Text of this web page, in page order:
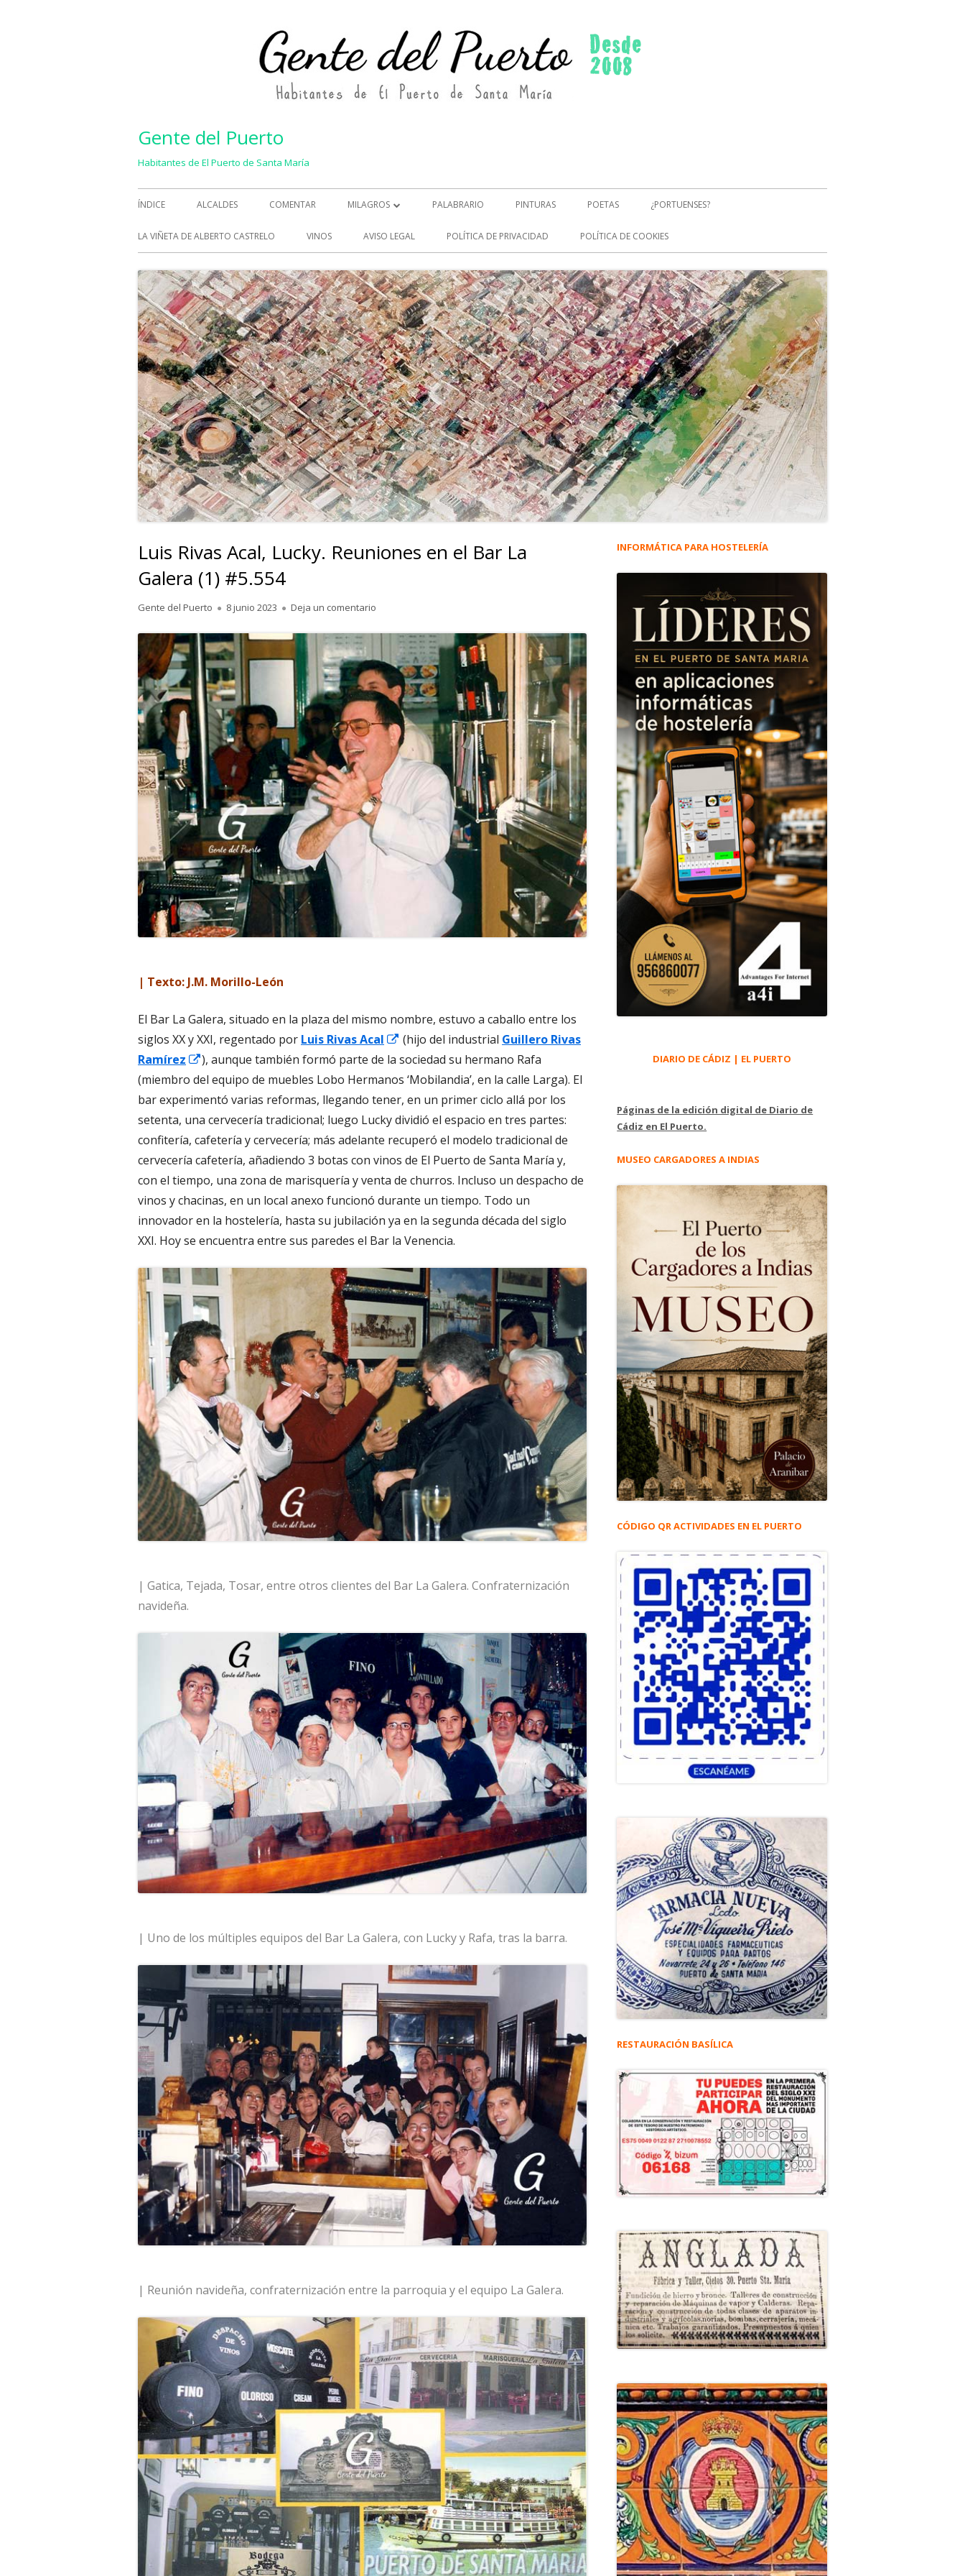
Gente del Puerto
Habitantes de El Puerto de Santa María
Menú
principal
ÍNDICE ALCALDES COMENTAR MILAGROS
MILAGROS (2)
PALABRARIO PINTURAS POETAS ¿PORTUENSES?
LA VIÑETA DE ALBERTO CASTRELO VINOS AVISO LEGAL POLÍTICA DE PRIVACIDAD POLÍTICA DE COOKIES
Luis Rivas Acal, Lucky. Reuniones en el Bar La
Galera (1) #5.554
Autor
Gente del Puerto
Publicado
8 junio 2023 Deja un comentario para Luis Rivas Acal, Lucky. Reuniones en el Bar La Galera (1) #5.554
| Texto: J.M. Morillo-León
El Bar La Galera, situado en la plaza del mismo nombre, estuvo a caballo entre los
siglos XX y XXI, regentado por Luis Rivas Acal
Abrir
en
una
ventana
nueva
(hijo del industrial Guillero Rivas
Ramírez
Abrir
en
una
ventana
nueva
), aunque también formó parte de la sociedad su hermano Rafa
(miembro del equipo de muebles Lobo Hermanos ‘Mobilandia’, en la calle Larga). El
bar experimentó varias reformas, llegando tener, en un primer ciclo allá por los
setenta, una cervecería tradicional; luego Lucky dividió el espacio en tres partes:
confitería, cafetería y cervecería; más adelante recuperó el modelo tradicional de
cervecería cafetería, añadiendo 3 botas con vinos de El Puerto de Santa María y,
con el tiempo, una zona de marisquería y venta de churros. Incluso un despacho de
vinos y chacinas, en un local anexo funcionó durante un tiempo. Todo un
innovador en la hostelería, hasta su jubilación ya en la segunda década del siglo
XXI. Hoy se encuentra entre sus paredes el Bar la Venencia.
| Gatica, Tejada, Tosar, entre otros clientes del Bar La Galera. Confraternización
navideña.
| Uno de los múltiples equipos del Bar La Galera, con Lucky y Rafa, tras la barra.
| Reunión navideña, confraternización entre la parroquia y el equipo La Galera.
Barra
principal
INFORMÁTICA PARA HOSTELERÍA
DIARIO DE CÁDIZ | EL PUERTO
Páginas de la edición digital de Diario de
Cádiz en El Puerto.
MUSEO CARGADORES A INDIAS
CÓDIGO QR ACTIVIDADES EN EL PUERTO
RESTAURACIÓN BASÍLICA